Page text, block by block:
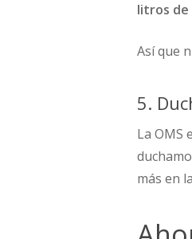
litros de
Así que
5.
La OMS
más en